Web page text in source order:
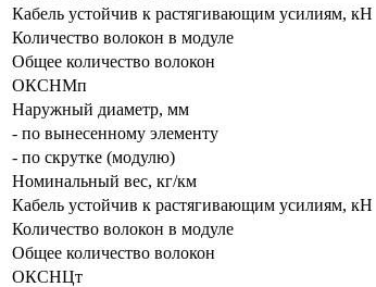
Кабель устойчив к растягивающим усилиям, кН
Количество волокон в модуле
Общее количество волокон
ОКСНМп
Наружный диаметр, мм
- по вынесенному элементу
- по скрутке (модулю)
Номинальный вес, кг/км
Кабель устойчив к растягивающим усилиям, кН
Количество волокон в модуле
Общее количество волокон
ОКСНЦт